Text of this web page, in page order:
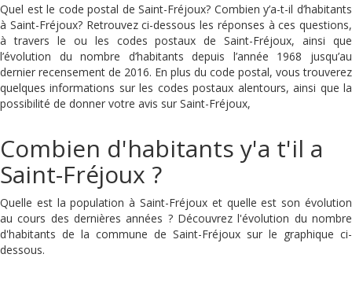
Quel est le code postal de Saint-Fréjoux? Combien y’a-t-il d’habitants
à Saint-Fréjoux? Retrouvez ci-dessous les réponses à ces questions,
à travers le ou les codes postaux de Saint-Fréjoux, ainsi que
l’évolution du nombre d’habitants depuis l’année 1968 jusqu’au
dernier recensement de 2016. En plus du code postal, vous trouverez
quelques informations sur les codes postaux alentours, ainsi que la
possibilité de donner votre avis sur Saint-Fréjoux,
Combien d'habitants y'a t'il a
Saint-Fréjoux ?
Quelle est la population à Saint-Fréjoux et quelle est son évolution
au cours des dernières années ? Découvrez l'évolution du nombre
d'habitants de la commune de Saint-Fréjoux sur le graphique ci-
dessous.